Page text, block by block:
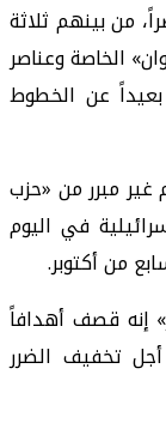
أيضاً مقتل أكثر من 20 عنصراً، من بينهم ثلاثة
الخاصة وعناصر
عن الخطوط
مبرر من «حزب
في اليوم
من أكتوبر.
إنه قصف أهدافاً
تخفيف الضرر